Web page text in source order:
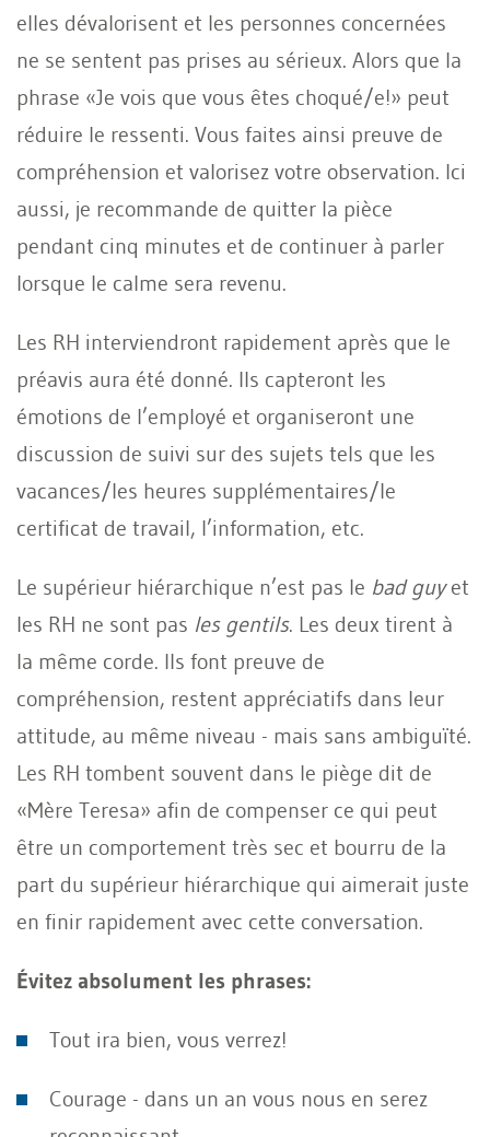
elles dévalorisent et les personnes concernées
ne se sentent pas prises au sérieux. Alors que la
phrase «Je vois que vous êtes choqué/e!» peut
réduire le ressenti. Vous faites ainsi preuve de
compréhension et valorisez votre observation. Ici
aussi, je recommande de quitter la pièce
pendant cinq minutes et de continuer à parler
lorsque le calme sera revenu.
Les RH interviendront rapidement après que le
préavis aura été donné. Ils capteront les
émotions de l’employé et organiseront une
discussion de suivi sur des sujets tels que les
vacances/les heures supplémentaires/le
certificat de travail, l’information, etc.
Le supérieur hiérarchique n’est pas le bad guyet
les RH ne sont pas les gentils. Les deux tirent à
la même corde. Ils font preuve de
compréhension, restent appréciatifs dans leur
attitude, au même niveau - mais sans ambiguïté.
Les RH tombent souvent dans le piège dit de
«Mère Teresa» afin de compenser ce qui peut
être un comportement très sec et bourru de la
part du supérieur hiérarchique qui aimerait juste
en finir rapidement avec cette conversation.
Évitez absolument les phrases:
Tout ira bien, vous verrez!
Courage - dans un an vous nous en serez